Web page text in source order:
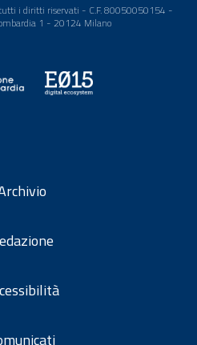
i diritti riservati - C.F. 80050050154 -
1 - 20124 Milano